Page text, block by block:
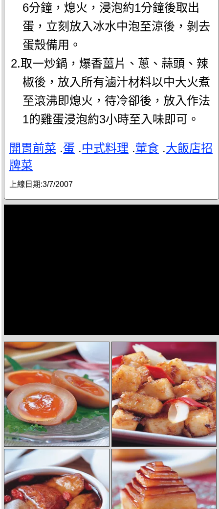
6分鐘，熄火，浸泡約1分鐘後取出
蛋，立刻放入冰水中泡至涼後，剝去
蛋殼備用。
2.取一炒鍋，爆香薑片、蔥、蒜頭、辣
椒後，放入所有滷汁材料以中大火煮
至滾沸即熄火，待冷卻後，放入作法
1的雞蛋浸泡約3小時至入味即可。
開胃前菜 .蛋 .中式料理 .葷食 .大飯店招
牌菜
上線日期:3/7/2007